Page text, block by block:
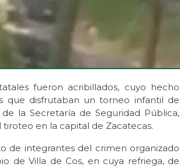
fueron acribillados, cuyo hecho
que disfrutaban un torneo infantil de
la Secretaría de Seguridad Pública,
en la capital de Zacatecas.
de integrantes del crimen organizado
de Villa de Cos, en cuya refriega, de